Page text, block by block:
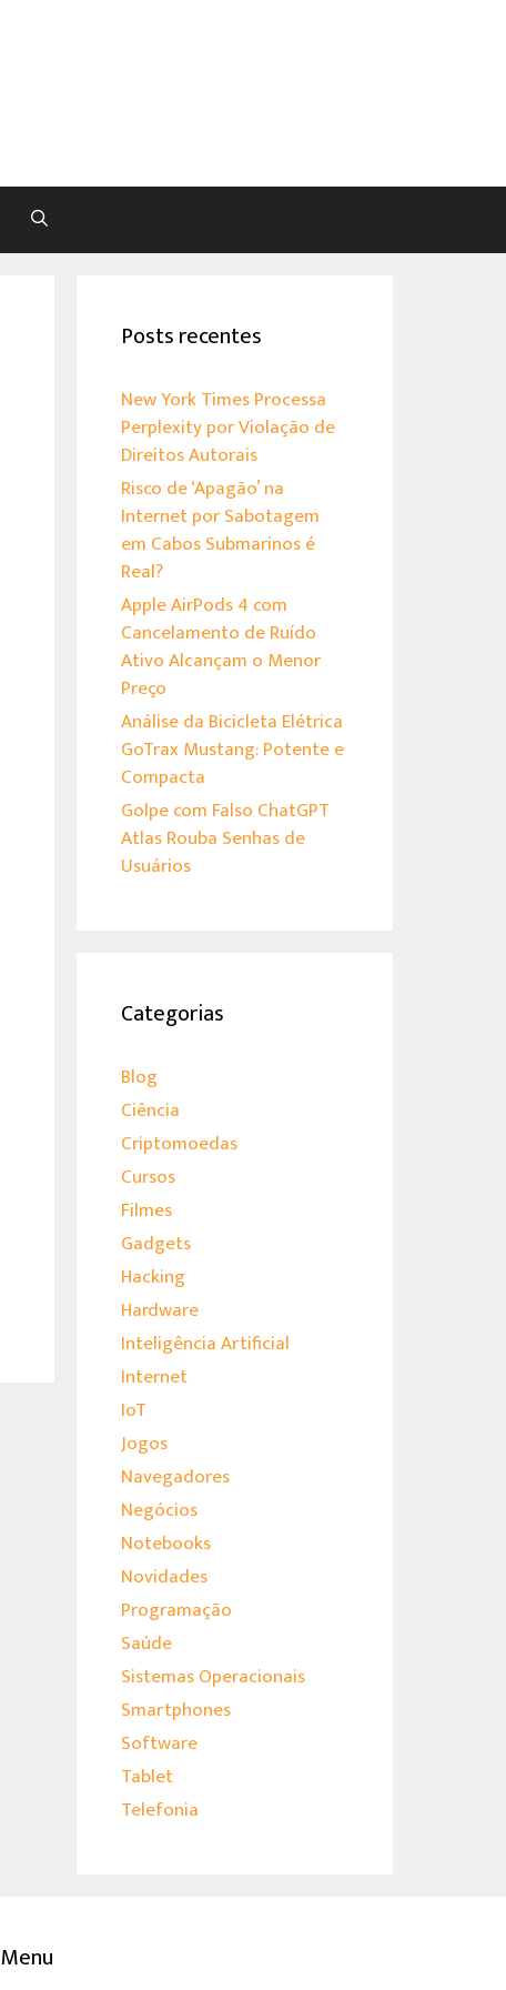
Posts recentes
New York Times Processa
Perplexity por Violação de
Direitos Autorais
Risco de ‘Apagão’ na
Internet por Sabotagem
em Cabos Submarinos é
Real?
Apple AirPods 4 com
Cancelamento de Ruído
Ativo Alcançam o Menor
Preço
Análise da Bicicleta Elétrica
GoTrax Mustang: Potente e
Compacta
Golpe com Falso ChatGPT
Atlas Rouba Senhas de
Usuários
Categorias
Blog
Ciência
Criptomoedas
Cursos
Filmes
Gadgets
Hacking
Hardware
Inteligência Artificial
Internet
IoT
Jogos
Navegadores
Negócios
Notebooks
Novidades
Programação
Saúde
Sistemas Operacionais
Smartphones
Software
Tablet
Telefonia
Menu